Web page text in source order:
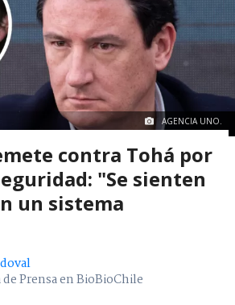
AGENCIA UNO.
contra Tohá por
"Se sienten
un sistema
Prensa en BioBioChile